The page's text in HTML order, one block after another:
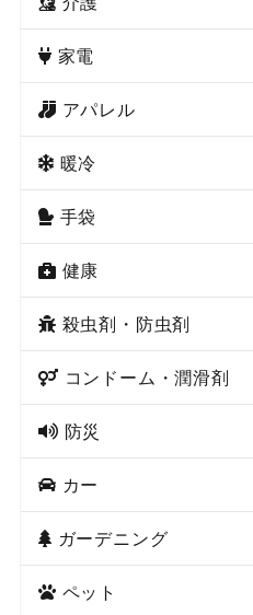
家電
アパレル
暖冷
手袋
健康
殺虫剤・防虫剤
コンドーム・潤滑剤
防災
カー
ガーデニング
ペット